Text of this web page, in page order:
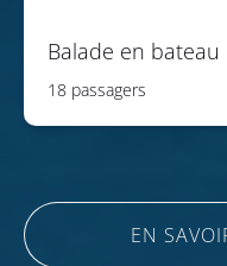
Balade en
18 passagers
EN